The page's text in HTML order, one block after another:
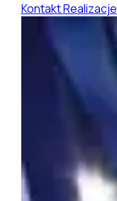
KontaktRealizacje